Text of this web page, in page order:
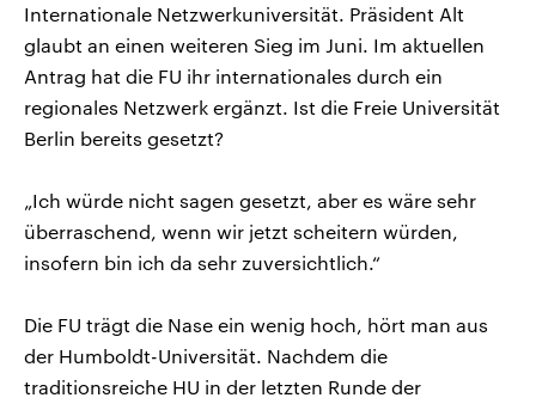
Internationale Netzwerkuniversität. Präsident Alt
glaubt an einen weiteren Sieg im Juni. Im aktuellen
Antrag hat die FU ihr internationales durch ein
regionales Netzwerk ergänzt. Ist die Freie Universität
Berlin bereits gesetzt?
„Ich würde nicht sagen gesetzt, aber es wäre sehr
überraschend, wenn wir jetzt scheitern würden,
insofern bin ich da sehr zuversichtlich.“
Die FU trägt die Nase ein wenig hoch, hört man aus
der Humboldt-Universität. Nachdem die
traditionsreiche HU in der letzten Runde der